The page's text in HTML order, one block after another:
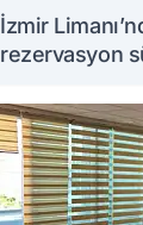
İzmir
rezervasyon